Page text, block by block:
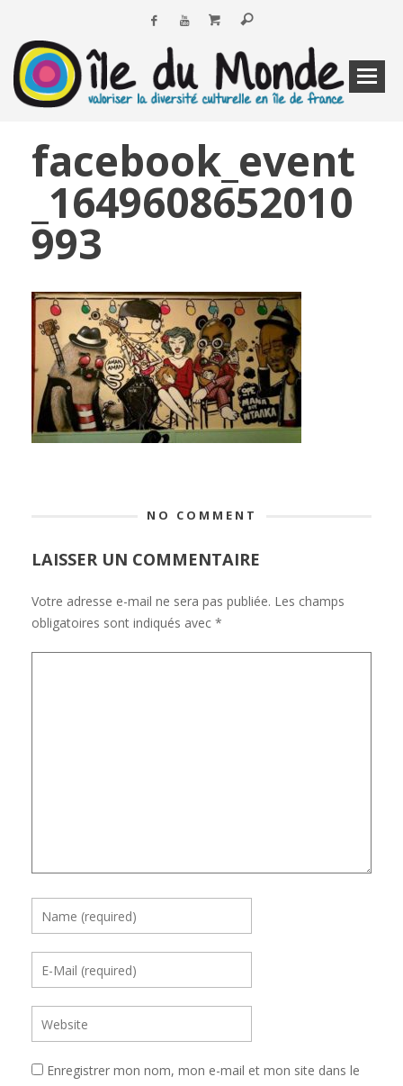
facebook_event
_1649608652010
993
NO COMMENT
LAISSER UN COMMENTAIRE
Votre adresse e-mail ne sera pas publiée. Les champs
obligatoires sont indiqués avec *
Enregistrer mon nom, mon e-mail et mon site dans le